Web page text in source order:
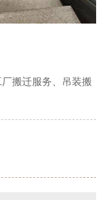
搬迁服务、吊装搬